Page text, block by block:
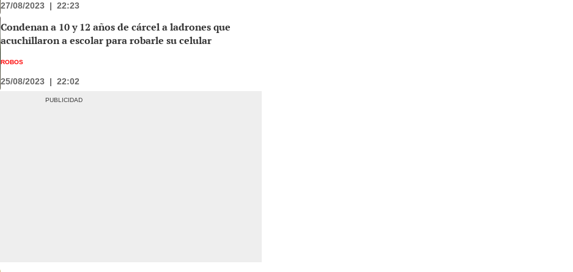
27/08/2023 | 22:23
Condenan a 10 y 12 años de cárcel a ladrones que
acuchillaron a escolar para robarle su celular
ROBOS
25/08/2023 | 22:02